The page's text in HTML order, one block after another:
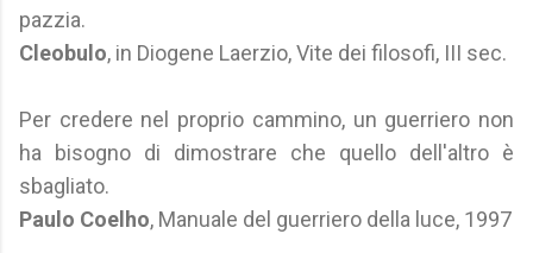
pazzia.
Cleobulo, in Diogene Laerzio, Vite dei filosofi, III sec.
Per credere nel proprio cammino, un guerriero non
ha bisogno di dimostrare che quello dell'altro è
sbagliato.
Paulo Coelho, Manuale del guerriero della luce, 1997